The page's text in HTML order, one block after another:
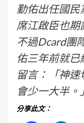
勤佑出任國
席江啟臣也期
不過Dcard團
佑三年前就
留言：「神
會少一大半。
分享此文：